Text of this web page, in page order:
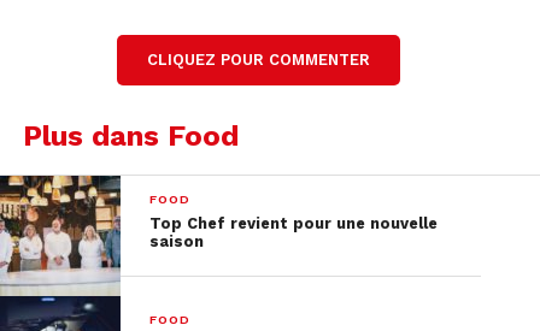
Salade concombre pastèque
Ingrédients pour 4 personnes:
200 g de feta – 1/2 de pastèque – 1 citron vert –
quelques feuilles de menthe
Temps:10 min de préparation
Coupez les concombre en « tagliatelles ». Taillez
le quart de pastèque en petits cubes. Coupez la
CLIQUEZ POUR COMMENTER
Plus dans Food
FOOD
Top Chef revient pour une nouvelle
saison
FOOD